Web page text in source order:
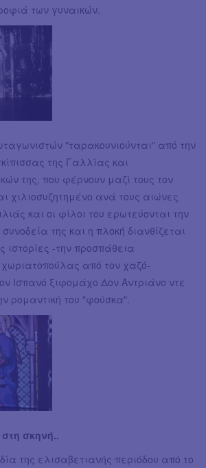
των γυναικών.
"ταρακουνιούνται" από την
της Γαλλίας και
της, που φέρνουν μαζί τους τον
χιλιοσυζητημένο ανά τους αιώνες
και οι φίλοι του ερωτεύονται την
της και η πλοκή διανθίζεται
ιστορίες -την προσπάθεια
από τον χαζό-
Ισπανό ξιφομάχο Δον Αντριάνο ντε
ρομαντική του "φούσκα".
σκηνή..
της ελισαβετιανής περιόδου από το